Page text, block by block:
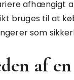
afhængigt
bruges til at
som
af